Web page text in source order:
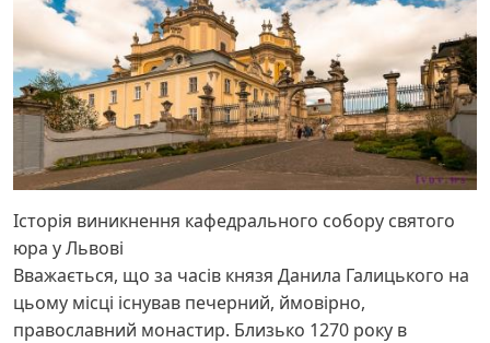
Історія виникнення кафедрального собору святого
юра у Львові
Вважається, що за часів князя Данила Галицького на
цьому місці існував печерний, ймовірно,
православний монастир. Близько 1270 року в